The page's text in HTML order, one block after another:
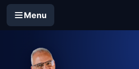
Menu